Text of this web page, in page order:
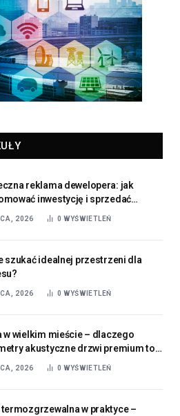
reklama dewelopera: jak
inwestycję i sprzedać
2026 0 WYŚWIETLEŃ
szukać idealnej przestrzeni dla
2026 0 WYŚWIETLEŃ
w wielkim mieście – dlaczego
akustyczne drzwi premium to
a nie luksus?
2026 0 WYŚWIETLEŃ
termozgrzewalna w praktyce –